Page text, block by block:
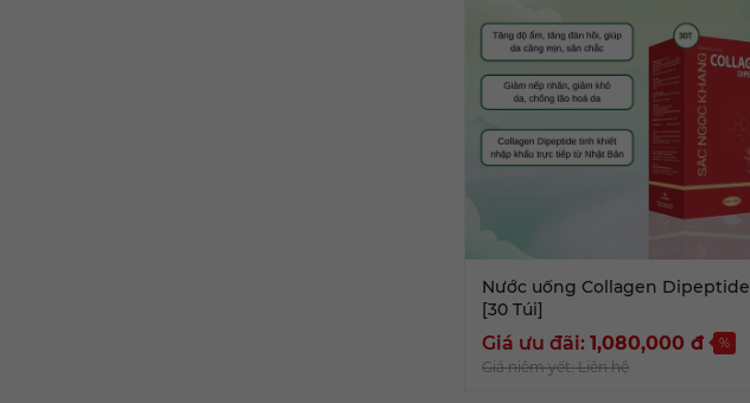
Nước uống Collagen Dipeptide
[30 Túi]
Giá ưu đãi: 1,080,000 đ %
Giá niêm yết: Liên hệ